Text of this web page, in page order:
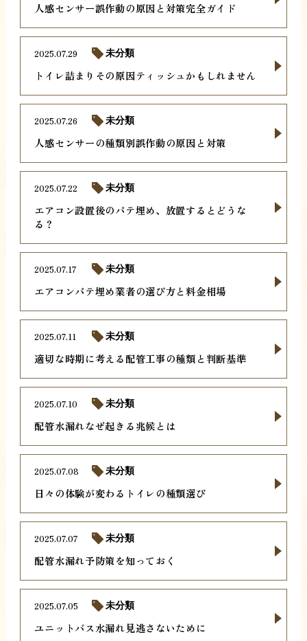
人感センサー誤作動の原因と対策完全ガイド
トイレ詰まりその原因ティッシュかもしれません
2025.07.29 未分類
人感センサーの種類別誤作動の原因と対策
2025.07.26 未分類
エアコン設置後のパテ埋め、放置するとどうな
る？
2025.07.22 未分類
エアコンパテ埋め業者の選び方と料金相場
2025.07.17 未分類
適切な時期に考える配管工事の種類と判断基準
2025.07.11 未分類
配管水漏れなぜ起きる兆候とは
2025.07.10 未分類
日々の体験が変わるトイレの種類選び
2025.07.08 未分類
配管水漏れ予防策を知っておく
2025.07.07 未分類
ユニットバス水漏れ見逃さないために
2025.07.05 未分類